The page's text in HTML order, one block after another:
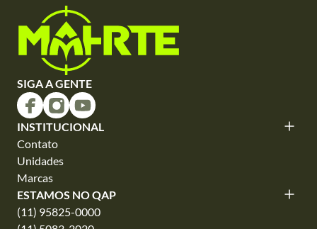
SIGA A GENTE
INSTITUCIONAL
Contato
Unidades
Marcas
ESTAMOS NO QAP
(11) 95825-0000